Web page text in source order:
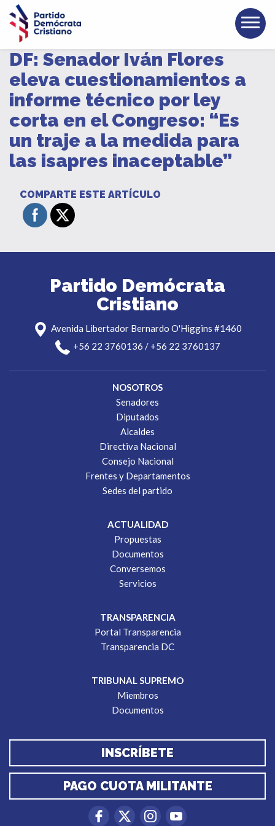
DF: Senador Iván Flores
eleva cuestionamientos a
informe técnico por ley
corta en el Congreso: “Es
un traje a la medida para
las isapres inaceptable”
COMPARTE ESTE ARTÍCULO
Partido Demócrata
Cristiano
Avenida Libertador Bernardo O'Higgins #1460
+56 22 3760136 / +56 22 3760137
NOSOTROS
Senadores
Diputados
Alcaldes
Directiva Nacional
Consejo Nacional
Frentes y Departamentos
Sedes del partido
ACTUALIDAD
Propuestas
Documentos
Conversemos
Servicios
TRANSPARENCIA
Portal Transparencia
Transparencia DC
TRIBUNAL SUPREMO
Miembros
Documentos
INSCRÍBETE
PAGO CUOTA MILITANTE